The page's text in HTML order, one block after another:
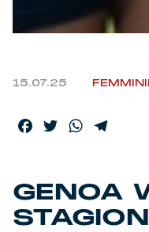
15.07.25
Facebook
TwitterWhatsApp
GENOA